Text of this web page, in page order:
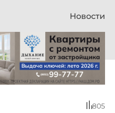
Новости
805